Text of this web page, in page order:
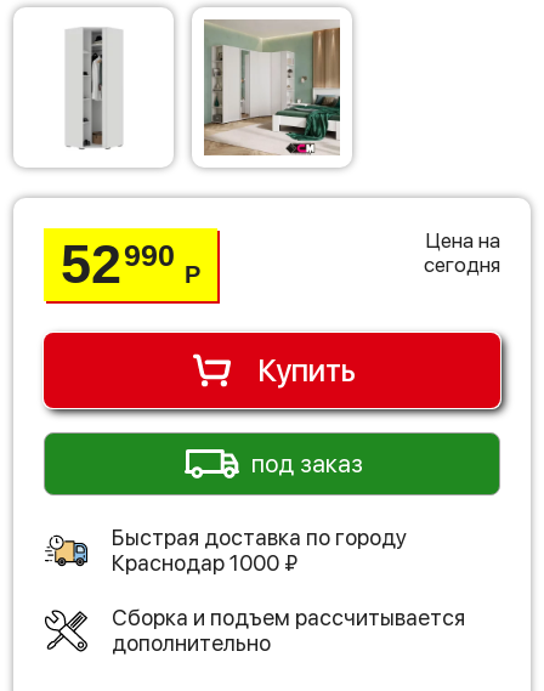
52990
Р
Цена на
сегодня
Купить
под заказ
Быстрая доставка по городу
Краснодар1000 ₽
Сборка и подъем рассчитывается
дополнительно